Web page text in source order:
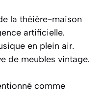
la théière-maison
artificielle.
en plein air.
de meubles vintage.
comme